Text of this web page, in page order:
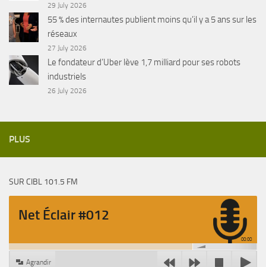
29 July 2026
55 % des internautes publient moins qu’il y a 5 ans sur les
réseaux
27 July 2026
Le fondateur d’Uber lève 1,7 milliard pour ses robots
industriels
26 July 2026
PLUS
SUR CIBL 101.5 FM
Net Éclair #012
00:00
Agrandir